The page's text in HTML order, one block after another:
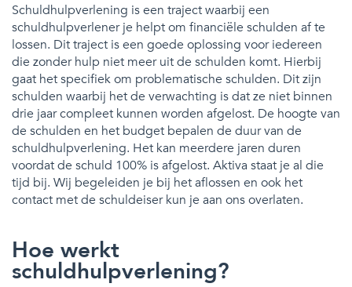
Schuldhulpverlening is een traject waarbij een
schuldhulpverlener je helpt om financiële schulden af te
lossen. Dit traject is een goede oplossing voor iedereen
die zonder hulp niet meer uit de schulden komt. Hierbij
gaat het specifiek om problematische schulden. Dit zijn
schulden waarbij het de verwachting is dat ze niet binnen
drie jaar compleet kunnen worden afgelost. De hoogte van
de schulden en het budget bepalen de duur van de
schuldhulpverlening. Het kan meerdere jaren duren
voordat de schuld 100% is afgelost. Aktiva staat je al die
tijd bij. Wij begeleiden je bij het aflossen en ook het
contact met de schuldeiser kun je aan ons overlaten.
Hoe werkt
schuldhulpverlening?